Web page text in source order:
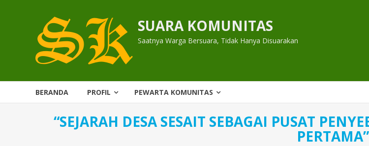
SUARA KOMUNITAS
Saatnya Warga Bersuara, Tidak Hanya Disuarakan
BERANDA PROFIL PEWARTA KOMUNITAS
“SEJARAH DESA SESAIT SEBAGAI PUSAT
PERTAMA”